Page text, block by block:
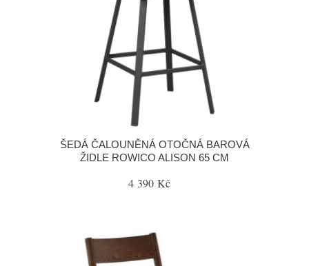
ŠEDÁ ČALOUNĚNÁ OTOČNÁ BAROVÁ
ŽIDLE ROWICO ALISON 65 CM
4 390 Kč